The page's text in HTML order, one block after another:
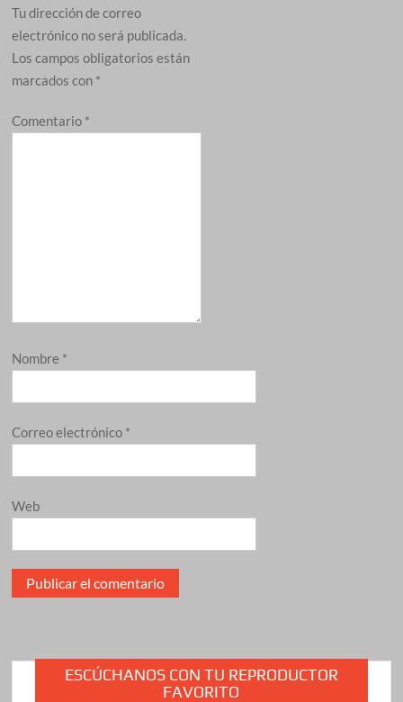
Tu dirección de correo
electrónico no será publicada.
Los campos obligatorios están
marcados con *
Comentario *
Nombre *
Correo electrónico *
Web
ESCÚCHANOS CON TU REPRODUCTOR
FAVORITO